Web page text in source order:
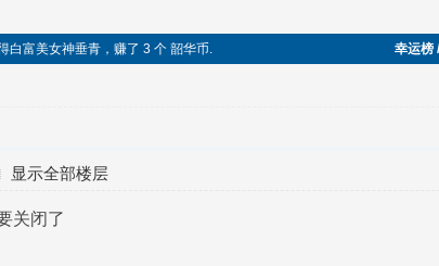
白富美女神垂青，赚了 3 个 韶华币. 幸运榜
显示全部楼层
关闭了